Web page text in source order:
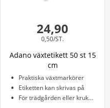
24,90
0,50/ST.
Adano växtetikett 50 st 15
cm
Praktiska växtmarkörer
Etiketten kan skrivas på
För trädgården eller krukväxter